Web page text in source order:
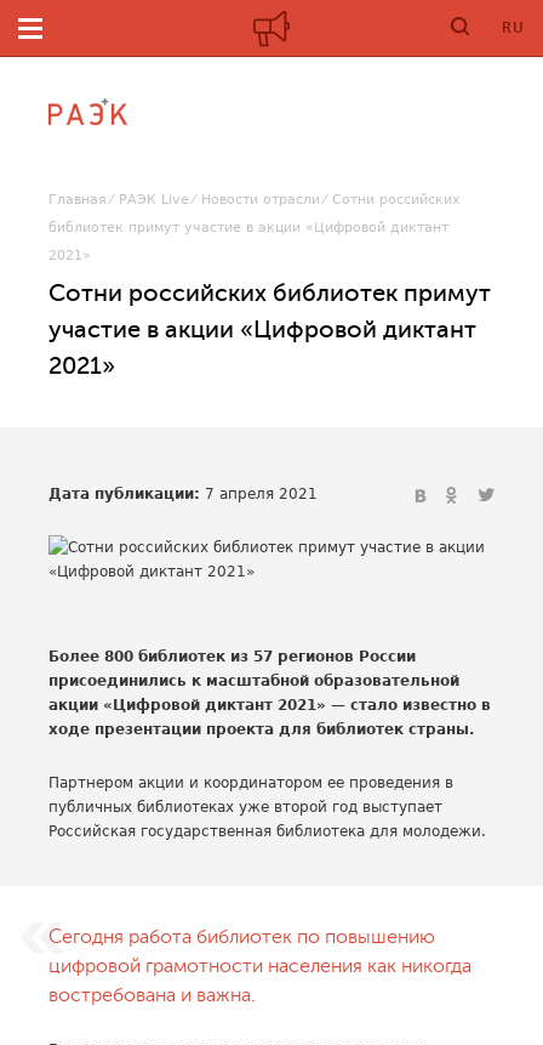
RU
Главная РАЭК Live Новости отрасли
Сотни российских
библиотек примут участие в акции «Цифровой диктант
2021»
Сотни российских библиотек примут
участие в акции «Цифровой диктант
2021»
Дата публикации: 7 апреля 2021
Более 800 библиотек из 57 регионов России
присоединились к масштабной образовательной
акции «Цифровой диктант 2021» — стало известно в
ходе презентации проекта для библиотек страны.
Партнером акции и координатором ее проведения в
публичных библиотеках уже второй год выступает
Российская государственная библиотека для молодежи.
Сегодня работа библиотек по повышению
цифровой грамотности населения как никогда
востребована и важна.